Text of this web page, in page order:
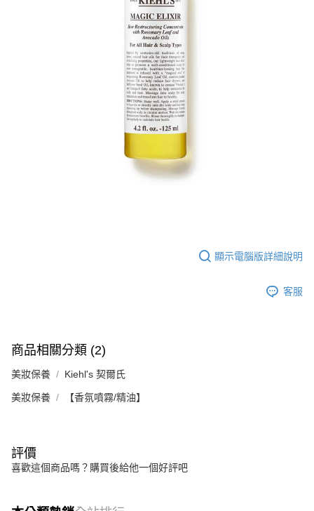
１．透過由恩沛科技股份有限公司提供之「AFTEE先享後付」服務完成之交
易，需依本服務之必要範圍內提供個人資料，並將交易相關給付款項請求債
權轉讓予恩沛科技股份有限公司。
２．關於個人資料處理事宜，請瀏覽以下網址：
３．未成年的使用者請事先徵得法定代理人或監護人之同意方可使用
「AFTEE先享後付」，若未經同意申辦者引起之損失，本公司不負相關責
４．使用「AFTEE先享後付」時，將依據個別帳號之用戶狀況，依本公司即
時審查核予不同之上限額度；若仍有額度不足之情形，本公司將視審查結果
５．嚴禁一人註冊多個帳號或使用他人資訊註冊。若發現惡意使用之情形，
恩沛科技股份有限公司將有權停止該用戶之使用額度並採取法律行動。
顯示電腦版詳細說明
客服
商品相關分類 (2)
美妝保養 Kiehl's 契爾氏
美妝保養 【香氛噴霧/精油】
評價
喜歡這個商品嗎？購買後給他一個好評吧